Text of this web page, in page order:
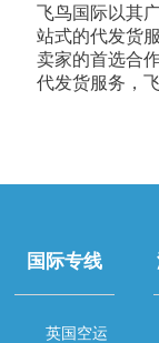
飞鸟国际以其
站式的代发货
卖家的首选合
代发货服务，
国际专线
英国空运